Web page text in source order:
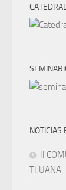
NOTICIAS
II
TIJUANA